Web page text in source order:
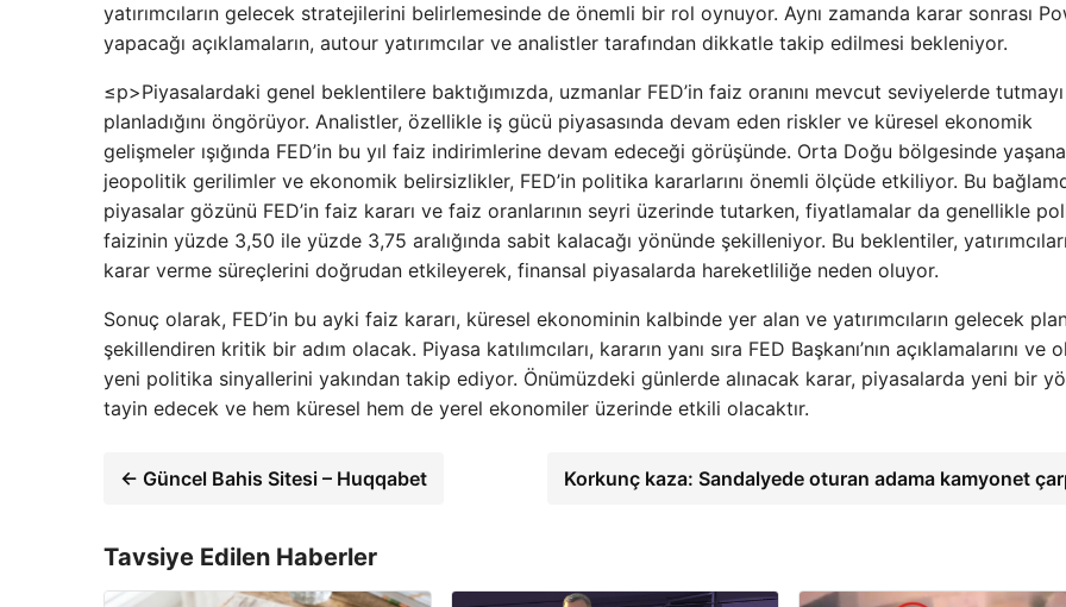
yatırımcıların gelecek stratejilerini belirlemesinde de önemli bir rol oynuyor. Aynı zamanda karar sonrası
yapacağı açıklamaların, autour yatırımcılar ve analistler tarafından dikkatle takip edilmesi bekleniyor.
≤p>Piyasalardaki genel beklentilere baktığımızda, uzmanlar FED’in faiz oranını mevcut seviyelerde tutmayı
planladığını öngörüyor. Analistler, özellikle iş gücü piyasasında devam eden riskler ve küresel ekonomik
gelişmeler ışığında FED’in bu yıl faiz indirimlerine devam edeceği görüşünde. Orta Doğu bölgesinde
jeopolitik gerilimler ve ekonomik belirsizlikler, FED’in politika kararlarını önemli ölçüde etkiliyor. Bu
piyasalar gözünü FED’in faiz kararı ve faiz oranlarının seyri üzerinde tutarken, fiyatlamalar da genellikle
faizinin yüzde 3,50 ile yüzde 3,75 aralığında sabit kalacağı yönünde şekilleniyor. Bu beklentiler,
karar verme süreçlerini doğrudan etkileyerek, finansal piyasalarda hareketliliğe neden oluyor.
Sonuç olarak, FED’in bu ayki faiz kararı, küresel ekonominin kalbinde yer alan ve yatırımcıların gelecek
şekillendiren kritik bir adım olacak. Piyasa katılımcıları, kararın yanı sıra FED Başkanı’nın açıklamalarını ve
yeni politika sinyallerini yakından takip ediyor. Önümüzdeki günlerde alınacak karar, piyasalarda yeni bir
tayin edecek ve hem küresel hem de yerel ekonomiler üzerinde etkili olacaktır.
← Güncel Bahis Sitesi – Huqqabet Korkunç kaza: Sandalyede oturan adama kamyonet
Tavsiye Edilen Haberler